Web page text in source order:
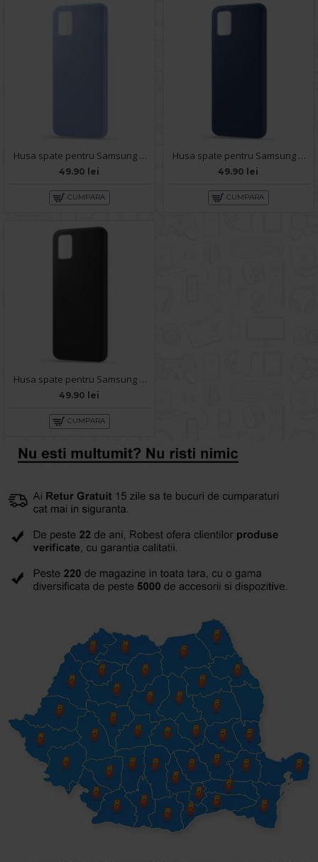
Husa spate pentru Samsung A02S - Silicon Line Albastru
49.90 lei
CUMPARA
Husa spate pentru Samsung A02S - Silicon Line Navy
49.90 lei
CUMPARA
Husa spate pentru Samsung A02S - Silicon Line Negru
49.90 lei
CUMPARA